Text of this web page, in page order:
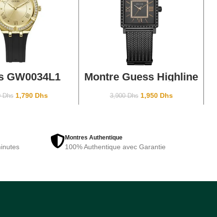
AU PANIER
GW0034L1
Dhs 1,790 Dhs
AJOUTER AU PANIER
Montre Guess Highline
W0826L4 Black
3,900Dhs 1,950 Dhs
Montres Authentique
100% Authentique avec Garantie